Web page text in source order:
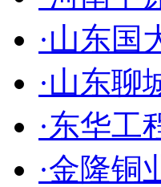
·山东国
·山东聊
·东华工
·金隆铜